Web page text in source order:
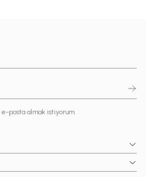
e-posta almak istiyorum.